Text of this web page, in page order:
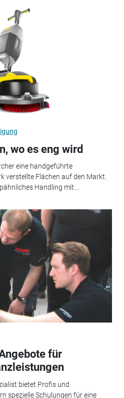
wo es eng wird
eine handgeführte
verstellte Flächen auf den Markt.
Handling mit...
für
bietet Profis und
spezielle Schulungen für eine